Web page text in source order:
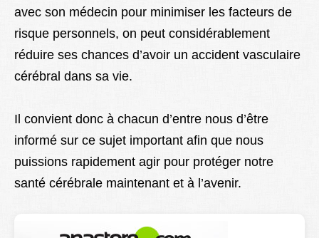
avec son médecin pour minimiser les facteurs de
risque personnels, on peut considérablement
réduire ses chances d’avoir un accident vasculaire
cérébral dans sa vie.
Il convient donc à chacun d’entre nous d’être
informé sur ce sujet important afin que nous
puissions rapidement agir pour protéger notre
santé cérébrale maintenant et à l’avenir.